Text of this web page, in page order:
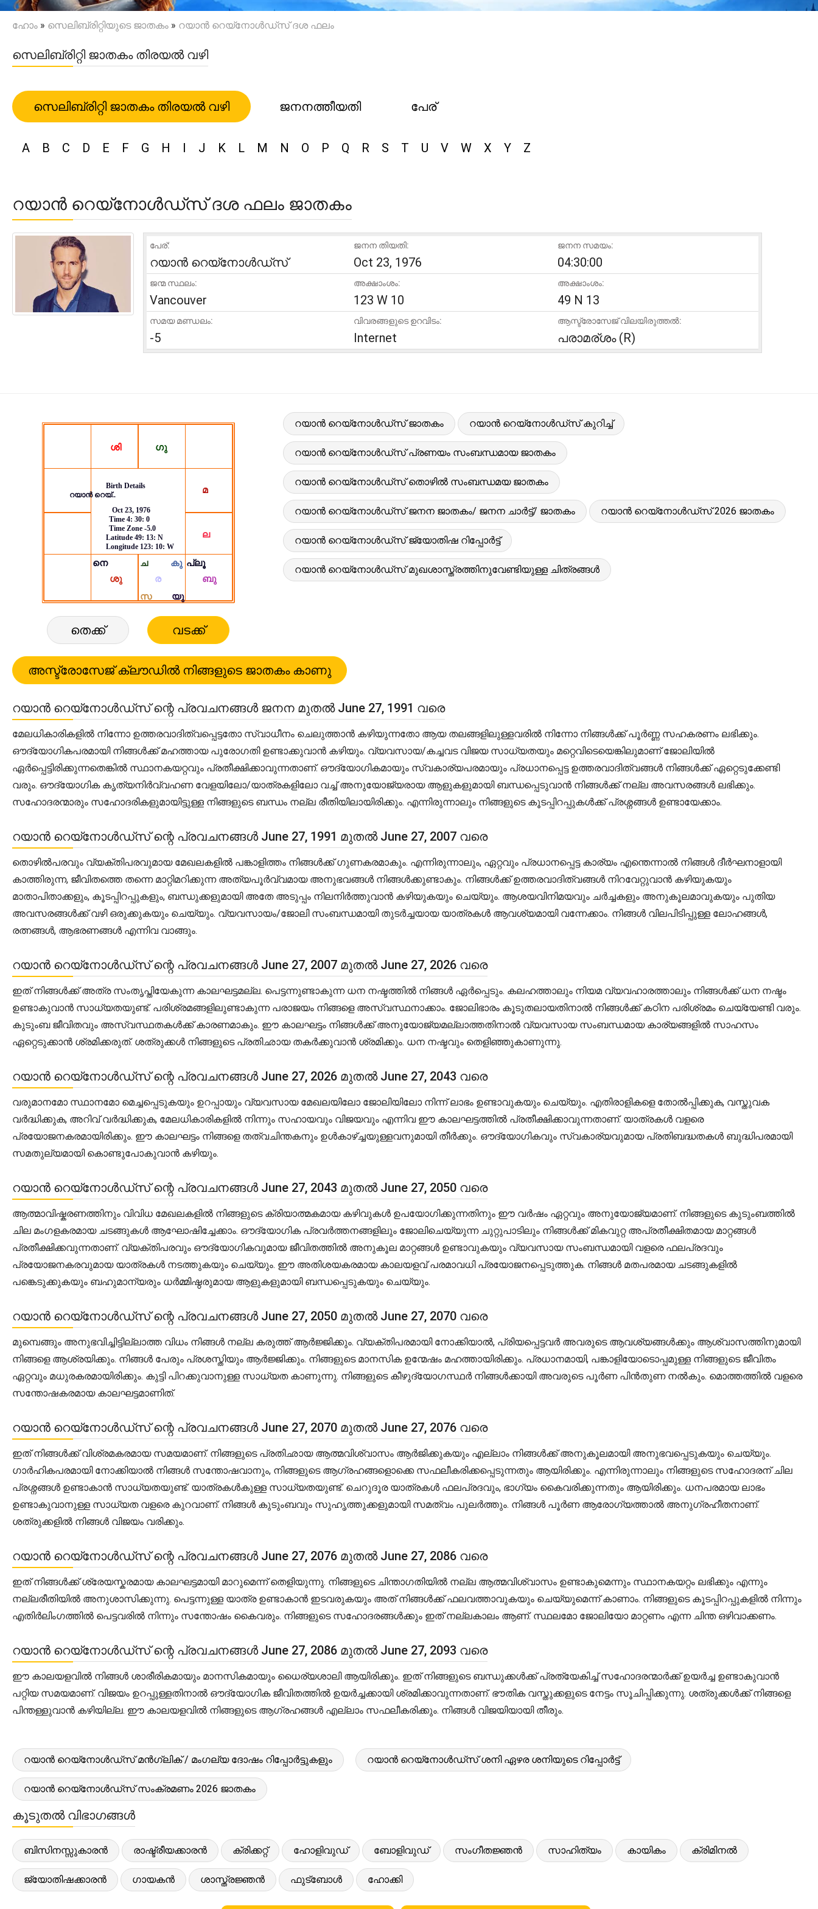
ഹോം » സെലിബ്രിറ്റിയുടെ ജാതകം » റയാൻ റെയ്‌നോൾഡ്‌സ് ദശ ഫലം
സെലിബ്രിറ്റി ജാതകം തിരയൽ വഴി
സെലിബ്രിറ്റി ജാതകം തിരയൽ വഴി ജനനത്തീയതി പേര്
A B C D E F G H I J K L M N O P Q R S T U V W X Y Z
റയാൻ റെയ്‌നോൾഡ്‌സ് ദശ ഫലം ജാതകം
പേര്:
റയാൻ റെയ്‌നോൾഡ്‌സ്
ജനന തിയതി:
Oct 23, 1976
ജനന സമയം:
04:30:00
ജന്മ സ്ഥലം:
Vancouver
അക്ഷാംശം:
123 W 10
അക്ഷാംശം:
49 N 13
സമയ മണ്ഡലം:
-5
വിവരങ്ങളുടെ ഉറവിടം:
Internet
ആസ്ട്രോസേജ് വിലയിരുത്തൽ:
പരാമര്ശം (R)
തെക്ക് വടക്ക്
റയാൻ റെയ്‌നോൾഡ്‌സ് ജാതകം റയാൻ റെയ്‌നോൾഡ്‌സ് കുറിച്ച്
റയാൻ റെയ്‌നോൾഡ്‌സ് പ്രണയം സംബന്ധമായ ജാതകം
റയാൻ റെയ്‌നോൾഡ്‌സ് തൊഴിൽ സംബന്ധമയ ജാതകം
റയാൻ റെയ്‌നോൾഡ്‌സ് ജനന ജാതകം/ ജനന ചാർട്ട്/ ജാതകം റയാൻ റെയ്‌നോൾഡ്‌സ് 2026 ജാതകം
റയാൻ റെയ്‌നോൾഡ്‌സ് ജ്യോതിഷ റിപ്പോർട്ട്
റയാൻ റെയ്‌നോൾഡ്‌സ് മുഖശാസ്ത്രത്തിനുവേണ്ടിയുള്ള ചിത്രങ്ങൾ
റയാൻ റെയ്‌നോൾഡ്‌സ് ന്റെ പ്രവചനങ്ങൾ ജനന മുതൽ June 27, 1991 വരെ
മേലധികാരികളിൽ നിന്നോ ഉത്തരവാദിത്വപ്പെട്ടതോ സ്വാധീനം ചെലുത്താൻ കഴിയുന്നതോ ആയ തലങ്ങളിലുള്ളവരിൽ നിന്നോ നിങ്ങൾക്ക് പൂർണ്ണ സഹകരണം ലഭിക്കും.
ഔദ്യോഗികപരമായി നിങ്ങൾക്ക് മഹത്തായ പുരോഗതി ഉണ്ടാക്കുവാൻ കഴിയും. വ്യവസായ/കച്ചവട വിജയ സാധ്യതയും മറ്റെവിടെയെങ്കിലുമാണ് ജോലിയിൽ
ഏർപ്പെട്ടിരിക്കുന്നതെങ്കിൽ സ്ഥാനകയറ്റവും പ്രതീക്ഷിക്കാവുന്നതാണ്. ഔദ്യോഗികമായും സ്വകാര്യപരമായും പ്രധാനപ്പെട്ട ഉത്തരവാദിത്വങ്ങൾ നിങ്ങൾക്ക് ഏറ്റെടുക്കേണ്ടി
വരും. ഔദ്യോഗിക കൃത്യനിർവ്വഹണ വേളയിലോ/യാത്രകളിലോ വച്ച് അനുയോജ്യരായ ആളുകളുമായി ബന്ധപ്പെടുവാൻ നിങ്ങൾക്ക് നല്ല അവസരങ്ങൾ ലഭിക്കും.
സഹോദരന്മാരും സഹോദരികളുമായിട്ടുള്ള നിങ്ങളുടെ ബന്ധം നല്ല രീതിയിലായിരിക്കും. എന്നിരുന്നാലും നിങ്ങളുടെ കൂടപ്പിറപ്പുകൾക്ക് പ്രശ്നങ്ങൾ ഉണ്ടായേക്കാം.
റയാൻ റെയ്‌നോൾഡ്‌സ് ന്റെ പ്രവചനങ്ങൾ June 27, 1991 മുതൽ June 27, 2007 വരെ
തൊഴിൽപരവും വ്യക്തിപരവുമായ മേഖലകളിൽ പങ്കാളിത്തം നിങ്ങൾക്ക് ഗുണകരമാകും. എന്നിരുന്നാലും, ഏറ്റവും പ്രധാനപ്പെട്ട കാര്യം എന്തെന്നാൽ നിങ്ങൾ ദീർഘനാളായി
കാത്തിരുന്ന, ജീവിതത്തെ തന്നെ മാറ്റിമറിക്കുന്ന അത്യപൂർവ്വമായ അനുഭവങ്ങൾ നിങ്ങൾക്കുണ്ടാകും. നിങ്ങൾക്ക് ഉത്തരവാദിത്വങ്ങൾ നിറവേറ്റുവാൻ കഴിയുകയും
മാതാപിതാക്കളും, കൂടപ്പിറപ്പുകളും, ബന്ധുക്കളുമായി അതേ അടുപ്പം നിലനിർത്തുവാൻ കഴിയുകയും ചെയ്യും. ആശയവിനിമയവും ചർച്ചകളും അനുകൂലമാവുകയും പുതിയ
അവസരങ്ങൾക്ക് വഴി ഒരുക്കുകയും ചെയ്യും. വ്യവസായം/ജോലി സംബന്ധമായി തുടർച്ചയായ യാത്രകൾ ആവശ്യമായി വന്നേക്കാം. നിങ്ങൾ വിലപിടിപ്പുള്ള ലോഹങ്ങൾ,
രത്നങ്ങൾ, ആഭരണങ്ങൾ എന്നിവ വാങ്ങും.
റയാൻ റെയ്‌നോൾഡ്‌സ് ന്റെ പ്രവചനങ്ങൾ June 27, 2007 മുതൽ June 27, 2026 വരെ
ഇത് നിങ്ങൾക്ക് അത്ര സംതൃപ്തിയേകുന്ന കാലഘട്ടമല്ല. പെട്ടന്നുണ്ടാകുന്ന ധന നഷ്ടത്തിൽ നിങ്ങൾ ഏർപ്പെടും. കലഹത്താലും നിയമ വ്യവഹാരത്താലും നിങ്ങൾക്ക് ധന നഷ്ടം
ഉണ്ടാകുവാൻ സാധ്യതയുണ്ട്. പരിശ്രമങ്ങളിലുണ്ടാകുന്ന പരാജയം നിങ്ങളെ അസ്വസ്ഥനാക്കാം. ജോലിഭാരം കൂടുതലായതിനാൽ നിങ്ങൾക്ക് കഠിന പരിശ്രമം ചെയ്യേണ്ടി വരും.
കുടുംബ ജീവിതവും അസ്വസ്ഥതകൾക്ക് കാരണമാകും. ഈ കാലഘട്ടം നിങ്ങൾക്ക് അനുയോജ്യമല്ലാത്തതിനാൽ വ്യവസായ സംബന്ധമായ കാര്യങ്ങളിൽ സാഹസം
ഏറ്റെടുക്കാൻ ശ്രമിക്കരുത്. ശത്രുക്കൾ നിങ്ങളുടെ പ്രതിഛായ തകർക്കുവാൻ ശ്രമിക്കും. ധന നഷ്ടവും തെളിഞ്ഞുകാണുന്നു.
റയാൻ റെയ്‌നോൾഡ്‌സ് ന്റെ പ്രവചനങ്ങൾ June 27, 2026 മുതൽ June 27, 2043 വരെ
വരുമാനമോ സ്ഥാനമോ മെച്ചപ്പെടുകയും ഉറപ്പായും വ്യവസായ മേഖലയിലോ ജോലിയിലോ നിന്ന് ലാഭം ഉണ്ടാവുകയും ചെയ്യും. എതിരാളികളെ തോൽപ്പിക്കുക, വസ്തുവക
വർദ്ധിക്കുക, അറിവ് വർദ്ധിക്കുക, മേലധികാരികളിൽ നിന്നും സഹായവും വിജയവും എന്നിവ ഈ കാലഘട്ടത്തിൽ പ്രതീക്ഷിക്കാവുന്നതാണ്. യാത്രകൾ വളരെ
പ്രയോജനകരമായിരിക്കും. ഈ കാലഘട്ടം നിങ്ങളെ തത്വചിന്തകനും ഉൾകാഴ്ച്ചയുള്ളവനുമായി തീർക്കും. ഔദ്യോഗികവും സ്വകാര്യവുമായ പ്രതിബദ്ധതകൾ ബുദ്ധിപരമായി
സമതുല്യമായി കൊണ്ടുപോകുവാൻ കഴിയും.
റയാൻ റെയ്‌നോൾഡ്‌സ് ന്റെ പ്രവചനങ്ങൾ June 27, 2043 മുതൽ June 27, 2050 വരെ
ആത്മാവിഷ്കരണത്തിനും വിവിധ മേഖലകളിൽ നിങ്ങളുടെ ക്രിയാത്മകമായ കഴിവുകൾ ഉപയോഗിക്കുന്നതിനും ഈ വർഷം ഏറ്റവും അനുയോജ്യമാണ്. നിങ്ങളുടെ കുടുംബത്തിൽ
ചില മംഗളകരമായ ചടങ്ങുകൾ ആഘോഷിച്ചേക്കാം. ഔദ്യോഗിക പ്രവർത്തനങ്ങളിലും ജോലിചെയ്യുന്ന ചുറ്റുപാടിലും നിങ്ങൾക്ക് മികവുറ്റ അപ്രതീക്ഷിതമായ മാറ്റങ്ങൾ
പ്രതീക്ഷിക്കവുന്നതാണ്. വ്യക്തിപരവും ഔദ്യോഗികവുമായ ജീവിതത്തിൽ അനുകൂല മാറ്റങ്ങൾ ഉണ്ടാവുകയും വ്യവസായ സംബന്ധമായി വളരെ ഫലപ്രദവും
പ്രയോജനകരവുമായ യാത്രകൾ നടത്തുകയും ചെയ്യും. ഈ അതിശയകരമായ കാലയളവ് പരമാവധി പ്രയോജനപ്പെടുത്തുക. നിങ്ങൾ മതപരമായ ചടങ്ങുകളിൽ
പങ്കെടുക്കുകയും ബഹുമാന്യരും ധർമ്മിഷ്ഠരുമായ ആളുകളുമായി ബന്ധപ്പെടുകയും ചെയ്യും.
റയാൻ റെയ്‌നോൾഡ്‌സ് ന്റെ പ്രവചനങ്ങൾ June 27, 2050 മുതൽ June 27, 2070 വരെ
മുമ്പെങ്ങും അനുഭവിച്ചിട്ടില്ലാത്ത വിധം നിങ്ങൾ നല്ല കരുത്ത് ആർജ്ജിക്കും. വ്യക്തിപരമായി നോക്കിയാൽ, പ്രിയപ്പെട്ടവർ അവരുടെ ആവശ്യങ്ങൾക്കും ആശ്വാസത്തിനുമായി
നിങ്ങളെ ആശ്രയിക്കും. നിങ്ങൾ പേരും പ്രശസ്തിയും ആർജ്ജിക്കും. നിങ്ങളുടെ മാനസിക ഉന്മേഷം മഹത്തായിരിക്കും. പ്രധാനമായി, പങ്കാളിയോടൊപ്പമുള്ള നിങ്ങളുടെ ജീവിതം
ഏറ്റവും മധുരകരമായിരിക്കും. കുട്ടി പിറക്കുവാനുള്ള സാധ്യത കാണുന്നു. നിങ്ങളുടെ കീഴുദ്യോഗസ്ഥർ നിങ്ങൾക്കായി അവരുടെ പൂർണ പിൻതുണ നൽകും. മൊത്തത്തിൽ വളരെ
സന്തോഷകരമായ കാലഘട്ടമാണിത്.
റയാൻ റെയ്‌നോൾഡ്‌സ് ന്റെ പ്രവചനങ്ങൾ June 27, 2070 മുതൽ June 27, 2076 വരെ
ഇത് നിങ്ങൾക്ക് വിശ്രമകരമായ സമയമാണ്. നിങ്ങളുടെ പ്രതിഛായ ആത്മവിശ്വാസം ആർജിക്കുകയും എല്ലാം നിങ്ങൾക്ക് അനുകൂലമായി അനുഭവപ്പെടുകയും ചെയ്യും.
ഗാർഹികപരമായി നോക്കിയാൽ നിങ്ങൾ സന്തോഷവാനും, നിങ്ങളുടെ ആഗ്രഹങ്ങളൊക്കെ സഫലീകരിക്കപ്പെടുന്നതും ആയിരിക്കും. എന്നിരുന്നാലും നിങ്ങളുടെ സഹോദരന് ചില
പ്രശ്നങ്ങൾ ഉണ്ടാകാൻ സാധ്യതയുണ്ട്. യാത്രകൾകുള്ള സാധ്യതയുണ്ട്. ചെറുദൂര യാത്രകൾ ഫലപ്രദവും, ഭാഗ്യം കൈവരിക്കുന്നതും ആയിരിക്കും. ധനപരമായ ലാഭം
ഉണ്ടാകുവാനുള്ള സാധ്യത വളരെ കുറവാണ്. നിങ്ങൾ കുടുംബവും സുഹൃത്തുക്കളുമായി സമത്വം പുലർത്തും. നിങ്ങൾ പൂർണ ആരോഗ്യത്താൽ അനുഗ്രഹീതനാണ്.
ശത്രുക്കളിൽ നിങ്ങൾ വിജയം വരിക്കും.
റയാൻ റെയ്‌നോൾഡ്‌സ് ന്റെ പ്രവചനങ്ങൾ June 27, 2076 മുതൽ June 27, 2086 വരെ
ഇത് നിങ്ങൾക്ക് ശ്രേയസ്കരമായ കാലഘട്ടമായി മാറുമെന്ന് തെളിയുന്നു. നിങ്ങളുടെ ചിന്താഗതിയിൽ നല്ല ആത്മവിശ്വാസം ഉണ്ടാകുമെന്നും സ്ഥാനകയറ്റം ലഭിക്കും എന്നും
നല്ലരീതിയിൽ അനുശാസിക്കുന്നു. പെട്ടന്നുള്ള യാത്ര ഉണ്ടാകാൻ ഇടവരുകയും അത് നിങ്ങൾക്ക് ഫലവത്താവുകയും ചെയ്യുമെന്ന് കാണാം. നിങ്ങളുടെ കൂടപ്പിറപ്പുകളിൽ നിന്നും
എതിർലിംഗത്തിൽ പെട്ടവരിൽ നിന്നും സന്തോഷം കൈവരും. നിങ്ങളുടെ സഹോദരങ്ങൾക്കും ഇത് നല്ലകാലം ആണ്. സ്ഥലമോ ജോലിയോ മാറ്റണം എന്ന ചിന്ത ഒഴിവാക്കണം.
റയാൻ റെയ്‌നോൾഡ്‌സ് ന്റെ പ്രവചനങ്ങൾ June 27, 2086 മുതൽ June 27, 2093 വരെ
ഈ കാലയളവിൽ നിങ്ങൾ ശാരീരികമായും മാനസികമായും ധൈര്യശാലി ആയിരിക്കും. ഇത് നിങ്ങളുടെ ബന്ധുക്കൾക്ക് പ്രത്യേകിച്ച് സഹോദരന്മാർക്ക് ഉയർച്ച ഉണ്ടാകുവാൻ
പറ്റിയ സമയമാണ്. വിജയം ഉറപ്പുള്ളതിനാൽ ഔദ്യോഗിക ജീവിതത്തിൽ ഉയർച്ചക്കായി ശ്രമിക്കാവുന്നതാണ്. ഭൗതിക വസ്തുക്കളുടെ നേട്ടം സൂചിപ്പിക്കുന്നു. ശത്രുക്കൾക്ക് നിങ്ങളെ
പിന്തള്ളുവാൻ കഴിയില്ല. ഈ കാലയളവിൽ നിങ്ങളുടെ ആഗ്രഹങ്ങൾ എല്ലാം സഫലീകരിക്കും. നിങ്ങൾ വിജയിയായി തീരും.
റയാൻ റെയ്‌നോൾഡ്‌സ് മൻഗ്ലിക് / മംഗല്യ ദോഷം റിപ്പോർട്ടുകളും റയാൻ റെയ്‌നോൾഡ്‌സ് ശനി ഏഴര ശനിയുടെ റിപ്പോർട്ട്
റയാൻ റെയ്‌നോൾഡ്‌സ് സംക്രമണം 2026 ജാതകം
കൂടുതൽ വിഭാഗങ്ങൾ
ബിസിനസ്സുകാരൻ രാഷ്ട്രീയക്കാരൻ ക്രിക്കറ്റ് ഹോളിവുഡ് ബോളിവുഡ് സംഗീതജ്ഞൻ സാഹിത്യം കായികം ക്രിമിനൽ
ജ്യോതിഷക്കാരൻ ഗായകൻ ശാസ്ത്രജ്ഞൻ ഫുട്ബോൾ ഹോക്കി